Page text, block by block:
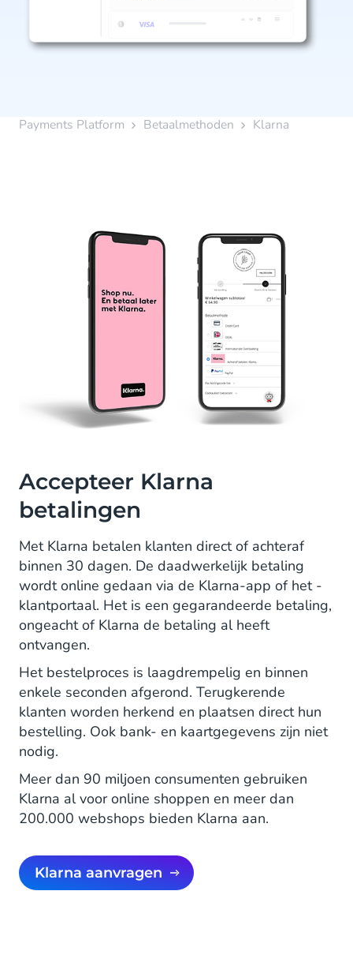
Payments Platform Betaalmethoden Klarna
Accepteer Klarna
betalingen
Met Klarna betalen klanten direct of achteraf
binnen 30 dagen. De daadwerkelijk betaling
wordt online gedaan via de Klarna-app of het -
klantportaal. Het is een gegarandeerde betaling,
ongeacht of Klarna de betaling al heeft
ontvangen.
Het bestelproces is laagdrempelig en binnen
enkele seconden afgerond. Terugkerende
klanten worden herkend en plaatsen direct hun
bestelling. Ook bank- en kaartgegevens zijn niet
nodig.
Meer dan 90 miljoen consumenten gebruiken
Klarna al voor online shoppen en meer dan
200.000 webshops bieden Klarna aan.
Klarna aanvragen